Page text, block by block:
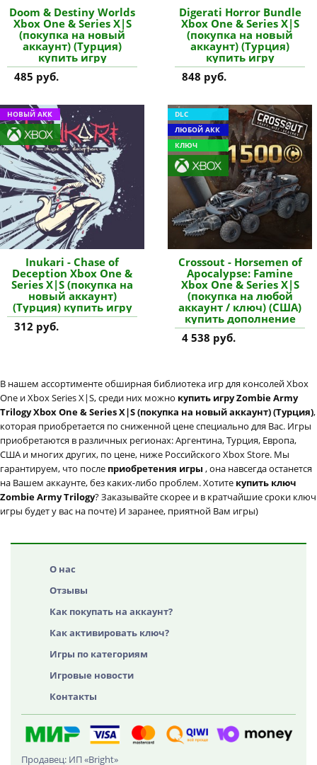
Doom & Destiny Worlds
Xbox One & Series X|S
(покупка на новый
аккаунт) (Турция)
купить игру
485 руб.
Digerati Horror Bundle
Xbox One & Series X|S
(покупка на новый
аккаунт) (Турция)
купить игру
848 руб.
НОВЫЙ АКК
Inukari - Chase of
Deception Xbox One &
Series X|S (покупка на
новый аккаунт)
(Турция) купить игру
312 руб.
DLC
ЛЮБОЙ АКК
КЛЮЧ
Crossout - Horsemen of
Apocalypse: Famine
Xbox One & Series X|S
(покупка на любой
аккаунт / ключ) (США)
купить дополнение
4 538 руб.
В нашем ассортименте обширная библиотека игр для консолей Xbox
One и Xbox Series X|S, среди них можно купить игру Zombie Army
Trilogy Xbox One & Series X|S (покупка на новый аккаунт) (Турция),
которая приобретается по сниженной цене специально для Вас. Игры
приобретаются в различных регионах: Аргентина, Турция, Европа,
США и многих других, по цене, ниже Российского Xbox Store. Мы
гарантируем, что после приобретения игры , она навсегда останется
на Вашем аккаунте, без каких-либо проблем. Хотите купить ключ
Zombie Army Trilogy? Заказывайте скорее и в кратчайшие сроки ключ
игры будет у вас на почте) И заранее, приятной Вам игры)
О нас
Отзывы
Как покупать на аккаунт?
Как активировать ключ?
Игры по категориям
Игровые новости
Контакты
Продавец: ИП «Bright»